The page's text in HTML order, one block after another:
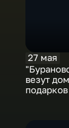
27 мая
везут